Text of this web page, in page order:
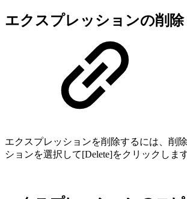
エクスプレッションの削除
エクスプレッションを削除するには、削
ションを選択して[Delete]をクリックします